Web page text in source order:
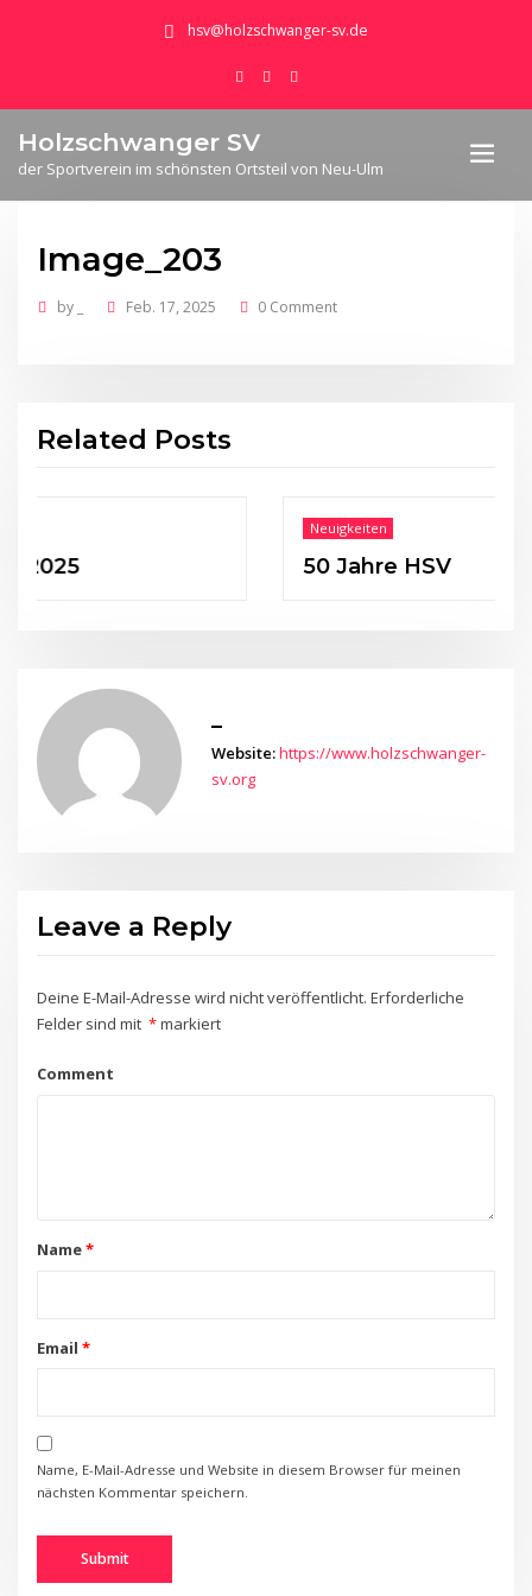
hsv@holzschwanger-sv.de
Holzschwanger SV
der Sportverein im schönsten Ortsteil von Neu-Ulm
Image_203
by Feb. 17, 2025 0 Comment
Related Posts
Neuigkeiten
50 Jahre HSV
_
Website:https://www.holzschwanger-
sv.org
Leave a Reply
Deine E-Mail-Adresse wird nicht veröffentlicht. Erforderliche
Felder sind mit *markiert
Comment
Name*
Email *
Name, E-Mail-Adresse und Website in diesem Browser für meinen
nächsten Kommentar speichern.